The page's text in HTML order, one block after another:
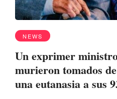
NEWS
Un exprimer
murieron tomados
una eutanasia a sus